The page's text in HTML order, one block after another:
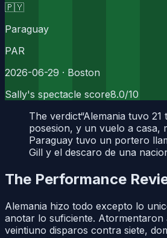
🇵🇾
Paraguay
PAR
2026-06-29 · Boston
Sally's spectacle score8.0/10
The verdict“Alemania tuvo 21
posesion, y un vuelo a casa,
Paraguay tuvo un portero
Gill y el descaro de una
The Performance
Alemania hizo todo excepto lo
anotar lo suficiente. Atormentaron
veintiuno disparos contra siete,